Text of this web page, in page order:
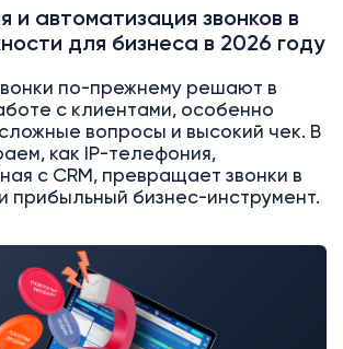
и автоматизация звонков в
для бизнеса в 2026 году
по-прежнему решают в
с клиентами, особенно
вопросы и высокий чек. В
как IP-телефония,
с CRM, превращает звонки в
прибыльный бизнес-инструмент.